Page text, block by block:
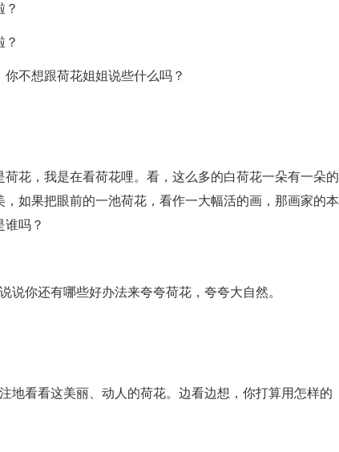
？
？
不想跟荷花姐姐说些什么吗？
花，我是在看荷花哩。看，这么多的白荷花一朵有一朵的
如果把眼前的一池荷花，看作一大幅活的画，那画家的本
吗？
说你还有哪些好办法来夸夸荷花，夸夸大自然。
地看看这美丽、动人的荷花。边看边想，你打算用怎样的